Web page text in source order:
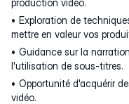
production vidéo.
Exploration de
mettre en valeur vos
Guidance sur la
l'utilisation de sous-titres.
Opportunité d'acquérir
vidéo.